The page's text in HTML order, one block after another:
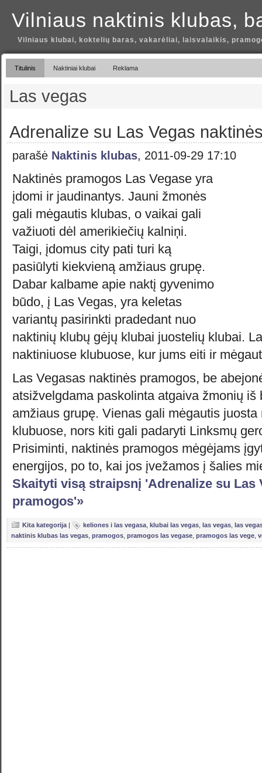
Vilniaus naktinis klubas,
Vilniaus klubai, koktelių baras, vakarėliai, laisvalaikis,
Titulinis Naktiniai klubai Reklama
Las vegas
Adrenalize su Las Vegas
parašė Naktinis klubas, 2011-09-29 17:10
Naktinės pramogos Las Vegase yra
įdomi ir jaudinantys. Jauni žmonės
gali mėgautis klubas, o vaikai gali
važiuoti dėl amerikiečių kalniņi.
Taigi, įdomus city pati turi ką
pasiūlyti kiekvieną amžiaus grupę.
Dabar kalbame apie naktį gyvenimo
būdo, į Las Vegas, yra keletas
variantų pasirinkti pradedant nuo
naktinių klubų gėjų klubai juostelių klubai.
naktiniuose klubuose, kur jums eiti ir
Las Vegasas naktinės pramogos, be
atsižvelgdama paskolinta atgaiva žmonių iš
amžiaus grupę. Vienas gali mėgautis
klubuose, nors kiti gali padaryti Linksmų
Prisiminti, naktinės pramogos mėgėjams
energijos, po to, kai jos įvežamos į šalies
Skaityti visą straipsnį 'Adrenalize su Las
pramogos'»
Kita kategorija | keliones i las vegasa klubai las vegas las vegas las
naktinis klubas las vegas pramogos pramogos las vegase pramogos las vege